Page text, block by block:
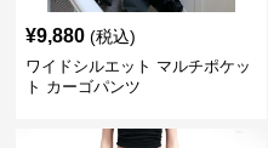
¥9,880 (税込)
ワイドシルエット マルチポケッ
ト カーゴパンツ